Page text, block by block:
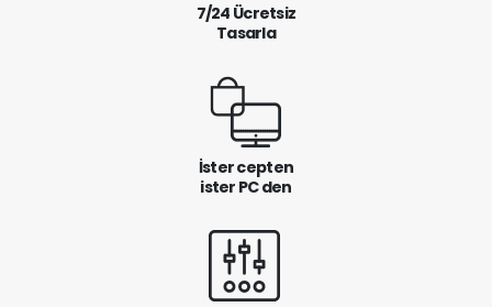
7/24 Ücretsiz
Tasarla
İster cepten
ister PC den